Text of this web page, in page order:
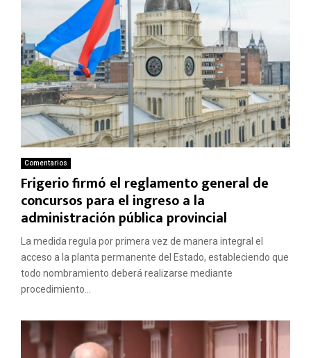
Comentarios
Frigerio firmó el reglamento general de
concursos para el ingreso a la
administración pública provincial
La medida regula por primera vez de manera integral el
acceso a la planta permanente del Estado, estableciendo que
todo nombramiento deberá realizarse mediante
procedimiento...